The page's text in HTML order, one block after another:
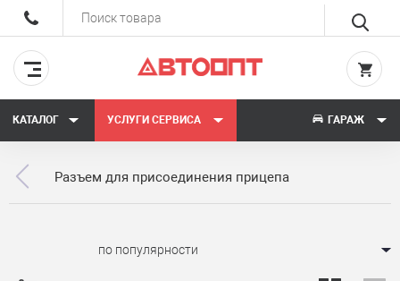
КАТАЛОГ УСЛУГИ СЕРВИСА ГАРАЖ
Разъем для присоединения прицепа